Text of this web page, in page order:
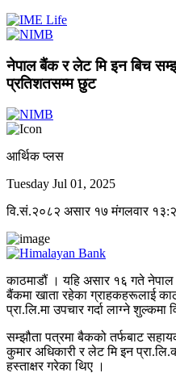
नेपाल बैंक र लेट मि इन बिच
प्रतिशतसम्म छुट
आर्थिक प्लस
Tuesday Jul 01, 2025
वि.सं.२०८२ असार १७ मंगलवार
काठमाडौं । यहि असार १६ गते नेपाल
बैंकमा खाता रहेका ग्राहकहरूलाई
प्रा.लि.मा उपचार गर्दा लाग्ने
सम्झौता पत्रमा बैकको तर्फबाट
कुमार अधिकारी र लेट मि इन
हस्ताक्षर गरेका थिए ।